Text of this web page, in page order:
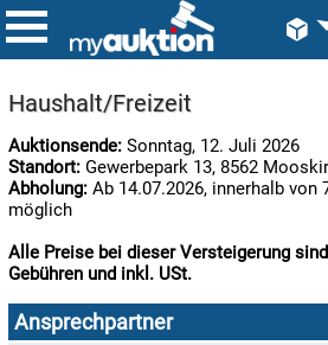
09.08:
Chips
Haushalt/Freizeit
Auktionsende: Sonntag, 12. Juli 2026
Standort: Gewerbepark 13, 8562
Abholung: Ab 14.07.2026, innerhalb von
möglich
Alle Preise bei dieser Versteigerung
Gebühren und inkl. USt.
Ansprechpartner